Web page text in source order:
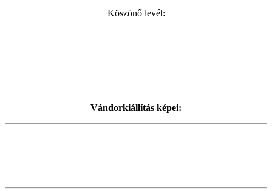
Köszönő levél:
Vándorkiállítás képei: